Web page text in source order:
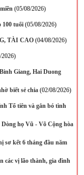
(05/08/2026)
tuổi(05/08/2026)
TÀI CAO(04/08/2026)
Giang, Hai Duong
biết sẻ chia(02/08/2026)
Tổ tiên và gắn bó tình
họ Vũ - Võ Cộng hòa
sơ kết 6 tháng đầu năm
các vị lão thành, gia đình